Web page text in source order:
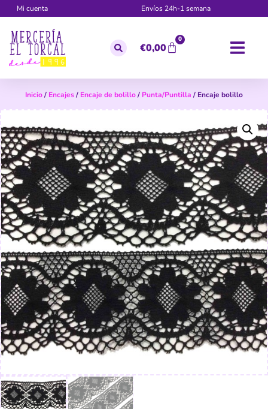
Mi cuenta Envíos 24h-1 semana
€0,00
0
Inicio/ Encajes/ Encaje de bolillo/ Punta/Puntilla / Encaje bolillo